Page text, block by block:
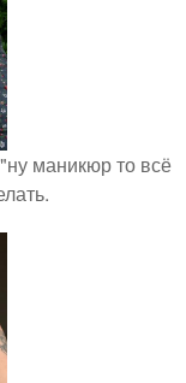
маникюр то всё